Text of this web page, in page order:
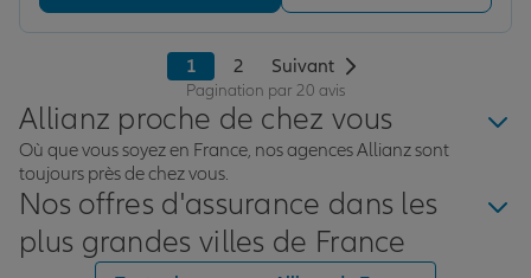
1 2 Suivant
Pagination par 20 avis
Allianz proche de chez vous
Où que vous soyez en France, nos agences Allianz sont
toujours près de chez vous.
Nos offres d'assurance dans les
plus grandes villes de France